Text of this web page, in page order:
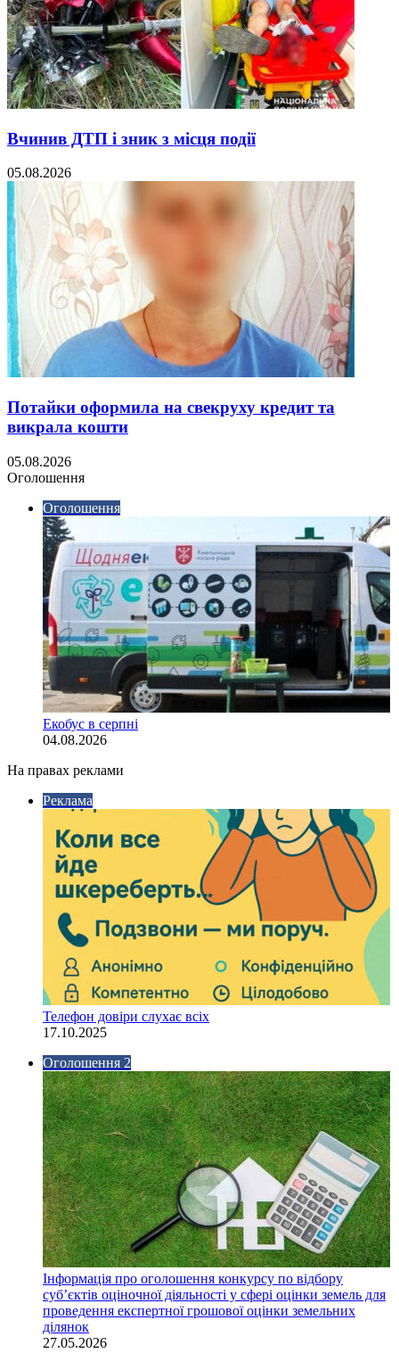
Вчинив ДТП і зник з місця події
05.08.2026
Потайки оформила на свекруху кредит та
викрала кошти
05.08.2026
Оголошення
Оголошення
Екобус в серпні
04.08.2026
На правах реклами
Реклама
Телефон довіри слухає всіх
17.10.2025
Оголошення 2
Інформація про оголошення конкурсу по відбору
суб’єктів оціночної діяльності у сфері оцінки земель для
проведення експертної грошової оцінки земельних
ділянок
27.05.2026